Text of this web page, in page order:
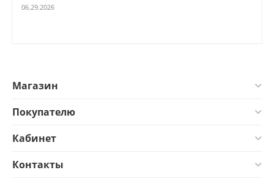
06.29.2026
Магазин
Покупателю
Кабинет
Контакты